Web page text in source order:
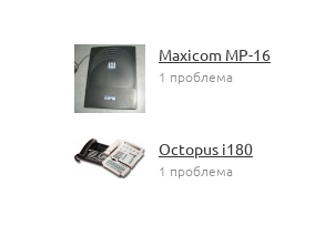
Maxicom MP-16
1 проблема
Octopus i180
1 проблема